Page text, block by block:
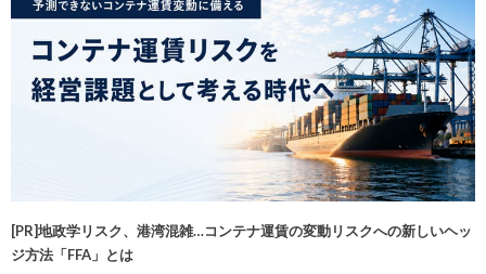
[PR]地政学リスク、港湾混雑…コンテナ運賃の変動リスクへの新しいヘッ
ジ方法「FFA」とは